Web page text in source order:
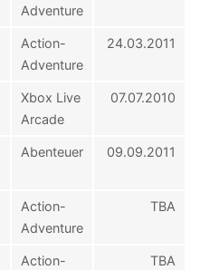
Adventure
Action-
Adventure
24.03.2011
Xbox Live
Arcade
07.07.2010
Abenteuer 09.09.2011
Action-
Adventure
TBA
Action-
TBA